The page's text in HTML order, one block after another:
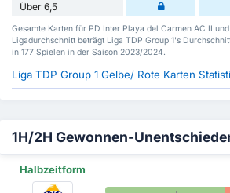
Über 6,5
Gesamte Karten für PD Inter Playa del Carmen AC II
Ligadurchschnitt beträgt Liga TDP Group 1's
in 177 Spielen in der Saison 2023/2024.
Liga TDP Group 1 Gelbe/ Rote Karten
1H/2H Gewonnen-
Halbzeitform